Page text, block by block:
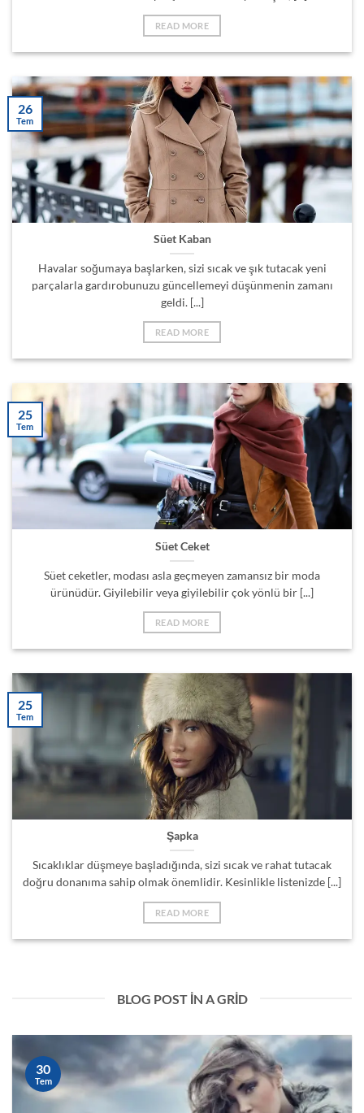
READ MORE
Süet Kaban
Havalar soğumaya başlarken, sizi sıcak ve şık tutacak yeni
parçalarla gardırobunuzu güncellemeyi düşünmenin zamanı
geldi. [...]
READ MORE
26
Tem
Süet Ceket
Süet ceketler, modası asla geçmeyen zamansız bir moda
ürünüdür. Giyilebilir veya giyilebilir çok yönlü bir [...]
READ MORE
25
Tem
Şapka
Sıcaklıklar düşmeye başladığında, sizi sıcak ve rahat tutacak
doğru donanıma sahip olmak önemlidir. Kesinlikle listenizde [...]
READ MORE
25
Tem
BLOG POST IN A GRID
30
Tem